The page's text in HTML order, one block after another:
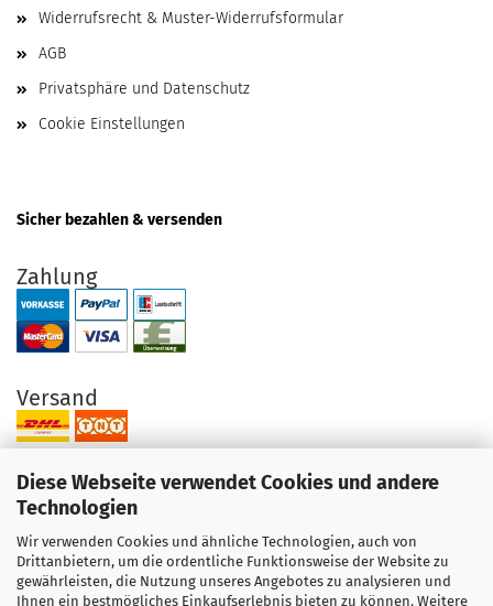
Diese Webseite verwendet Cookies und andere
Technologien
Wir verwenden Cookies und ähnliche Technologien, auch von
Drittanbietern, um die ordentliche Funktionsweise der Website zu
gewährleisten, die Nutzung unseres Angebotes zu analysieren und
Ihnen ein bestmögliches Einkaufserlebnis bieten zu können. Weitere
Widerrufsrecht & Muster-Widerrufsformular
AGB
Privatsphäre und Datenschutz
Cookie Einstellungen
Sicher bezahlen & versenden
Zahlung
Versand
Ihre Vorteile bei uns
Original Produkte direkt vom Hersteller